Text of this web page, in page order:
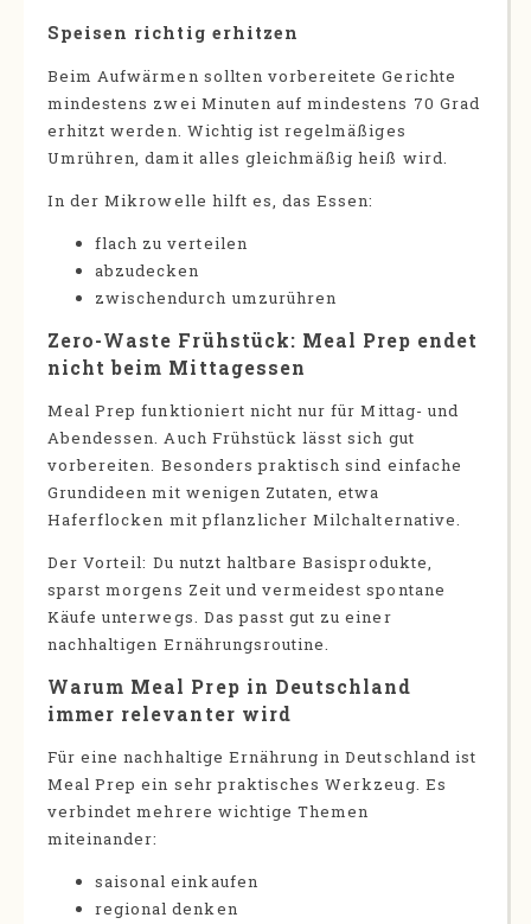
Speisen richtig erhitzen
Beim Aufwärmen sollten vorbereitete Gerichte
mindestens zwei Minuten auf mindestens 70 Grad
erhitzt werden. Wichtig ist regelmäßiges
Umrühren, damit alles gleichmäßig heiß wird.
In der Mikrowelle hilft es, das Essen:
flach zu verteilen
abzudecken
zwischendurch umzurühren
Zero-Waste Frühstück: Meal Prep endet
nicht beim Mittagessen
Meal Prep funktioniert nicht nur für Mittag- und
Abendessen. Auch Frühstück lässt sich gut
vorbereiten. Besonders praktisch sind einfache
Grundideen mit wenigen Zutaten, etwa
Haferflocken mit pflanzlicher Milchalternative.
Der Vorteil: Du nutzt haltbare Basisprodukte,
sparst morgens Zeit und vermeidest spontane
Käufe unterwegs. Das passt gut zu einer
nachhaltigen Ernährungsroutine.
Warum Meal Prep in Deutschland
immer relevanter wird
Für eine nachhaltige Ernährung in Deutschland ist
Meal Prep ein sehr praktisches Werkzeug. Es
verbindet mehrere wichtige Themen
miteinander:
saisonal einkaufen
regional denken